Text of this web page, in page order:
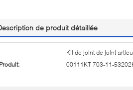
de produit détaillée
Kit de joint de joint
00111KT 703-11-